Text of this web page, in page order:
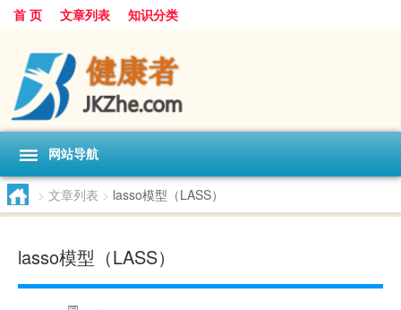
首 页 文章列表 知识分类
网站导航
> 文章列表 > lasso模型（LASS）
lasso模型（LASS）